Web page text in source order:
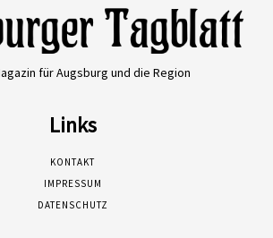
für Augsburg und die Region
Links
KONTAKT
IMPRESSUM
DATENSCHUTZ